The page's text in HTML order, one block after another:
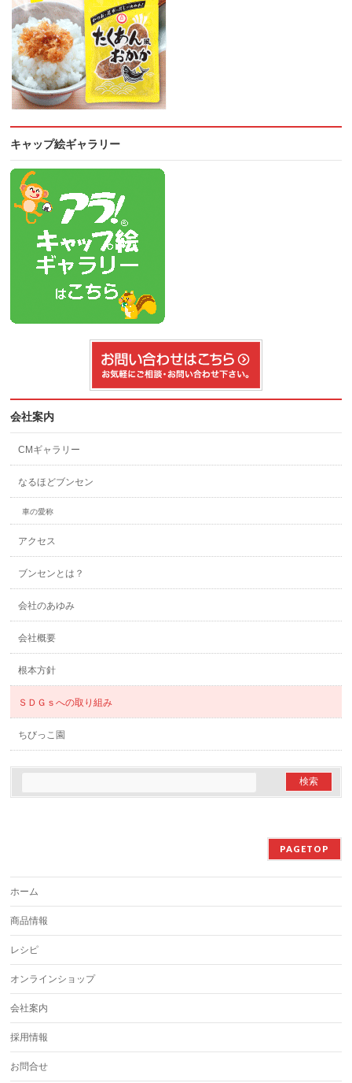
キャップ絵ギャラリー
会社案内
CMギャラリー
なるほどブンセン
車の愛称
アクセス
ブンセンとは？
会社のあゆみ
会社概要
根本方針
ＳＤＧｓへの取り組み
ちびっこ園
PAGETOP
ホーム
商品情報
レシピ
オンラインショップ
会社案内
採用情報
お問合せ